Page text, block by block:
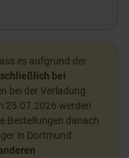
es aufgrund der
bei
bei der Verladung
25.07.2026 werden
Bestellungen danach
in Dortmund